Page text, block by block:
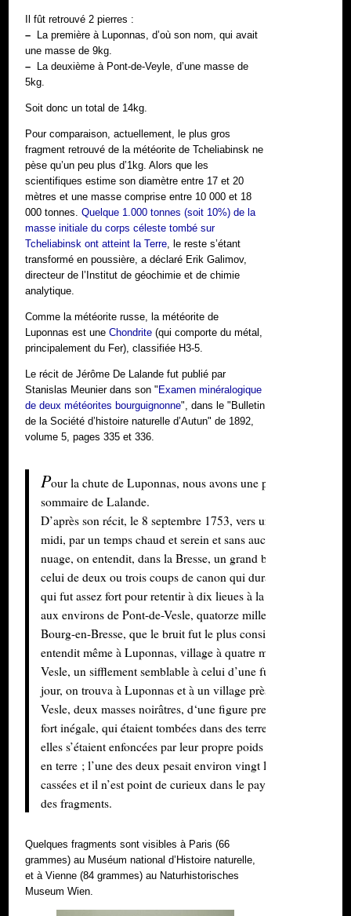
Il fût retrouvé 2 pierres :
– La première à Luponnas, d’où son nom, qui avait
une masse de 9kg.
– La deuxième à Pont-de-Veyle, d’une masse de
5kg.
Soit donc un total de 14kg.
Pour comparaison, actuellement, le plus gros
fragment retrouvé de la météorite de Tcheliabinsk ne
pèse qu’un peu plus d’1kg. Alors que les
scientifiques estime son diamètre entre 17 et 20
mètres et une masse comprise entre 10 000 et 18
000 tonnes. Quelque 1.000 tonnes (soit 10%) de la
masse initiale du corps céleste tombé sur
Tcheliabinsk ont atteint la Terre , le reste s’étant
transformé en poussière, a déclaré Erik Galimov,
directeur de l’Institut de géochimie et de chimie
analytique.
Comme la météorite russe, la météorite de
Luponnas est une Chondrite (qui comporte du métal,
principalement du Fer), classifiée H3-5.
Le récit de Jérôme De Lalande fut publié par
Stanislas Meunier dans son "Examen minéralogique
de deux météorites bourguignonne", dans le "Bulletin
de la Société d’histoire naturelle d’Autun" de 1892,
volume 5, pages 335 et 336.
Pour la chute de Luponnas, nous avons une publication
sommaire de Lalande.
D’après son récit, le 8 septembre 1753, vers une heure après
midi, par un temps chaud et serein et sans aucune apparence
nuage, on entendit, dans la Bresse, un grand bruit semblable à
celui de deux ou trois coups de canon qui dura fort peu, mais
qui fut assez fort pour retentir à dix lieues à la ronde. "Ce fut
aux environs de Pont-de-Vesle, quatorze milles à l’occident de
Bourg-en-Bresse, que le bruit fut le plus considérable ; on
entendit même à Luponnas, village à quatre milles de Pont-de-
Vesle, un sifflement semblable à celui d’une fusée, et le même
jour, on trouva à Luponnas et à un village près de Pont-de-
Vesle, deux masses noirâtres, d‘une ﬁgure presque ronde, mais
fort inégale, qui étaient tombées dans des terres labourées où
elles s’étaient enfoncées par leur propre poids d’un demi-pied
en terre ; l’une des deux pesait environ vingt livres ; elles
cassées et il n’est point de curieux dans le pays qui n’en ait un
des fragments.
Quelques fragments sont visibles à Paris (66
grammes) au Muséum national d’Histoire naturelle,
et à Vienne (84 grammes) au Naturhistorisches
Museum Wien.